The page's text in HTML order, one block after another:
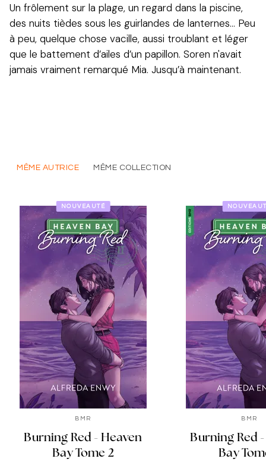
Un frôlement sur la plage, un regard dans la piscine,
des nuits tièdes sous les guirlandes de lanternes… Peu
à peu, quelque chose vacille, aussi troublant et léger
que le battement d’ailes d’un papillon. Soren n'avait
jamais vraiment remarqué Mia. Jusqu’à maintenant.
MÊME AUTRICE MÊME COLLECTION
NOUVEAUTÉ
BMR
Burning Red - Heaven
Bay Tome 2
BMR
Burning Red
Bay